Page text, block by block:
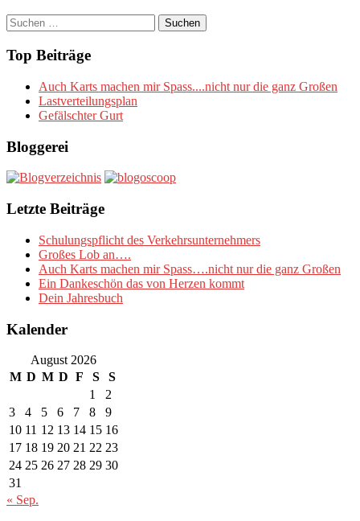
Suchen
nach:
Top Beiträge
Auch Karts machen mir Spass....nicht nur die ganz Großen
Lastverteilungsplan
Gefälschter Gurt
Bloggerei
Letzte Beiträge
Schulungspflicht des Verkehrsunternehmers
Großes Lob an….
Auch Karts machen mir Spass….nicht nur die ganz Großen
Ein Dankeschön das von Herzen kommt
Dein Jahresbuch
Kalender
August 2026
M D M D F S
S
1
2
3
4 5 6 7 8
9
10 11 12 13 14 15 16
17 18 19 20 21 22 23
24 25 26 27 28 29 30
31
« Sep.